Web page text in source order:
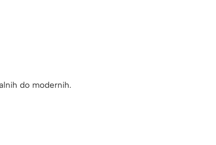
do modernih.